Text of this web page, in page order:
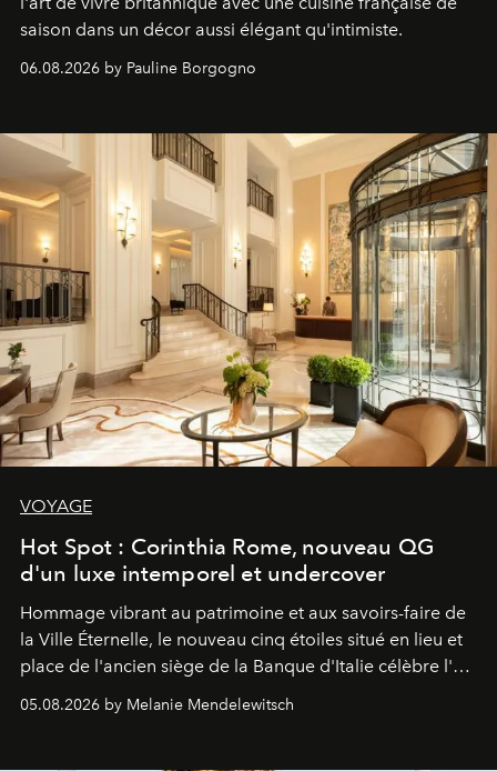
saison dans un décor aussi élégant qu'intimiste.
06.08.2026 by Pauline Borgogno
VOYAGE
Hot Spot : Corinthia Rome, nouveau QG
d'un luxe intemporel et undercover
Hommage vibrant au patrimoine et aux savoirs-faire de
la Ville Éternelle, le nouveau cinq étoiles situé en lieu et
place de l'ancien siège de la Banque d'Italie célèbre l'art
de vivre Romain dans toute son élégance intemporelle.
05.08.2026 by Melanie Mendelewitsch